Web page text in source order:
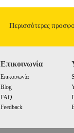
Περισσότερες
Επικοινωνία
Επικοινωνία
Blog
FAQ
Feedback